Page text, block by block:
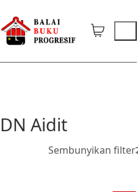
DN Aidit